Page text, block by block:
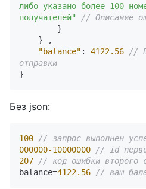
либо указано более 100
получателей"
// Описание
}
}
,
"balance" : 4122.56
//
отправки
}
Без json:
100
// запрос выполнен
000000-10000000
// id
207
// код ошибки второго
balance=4122.56 // ваш